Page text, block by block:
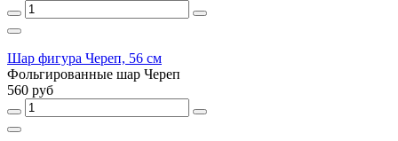
Шар фигура Череп, 56 см
Фольгированные шар Череп
560 руб